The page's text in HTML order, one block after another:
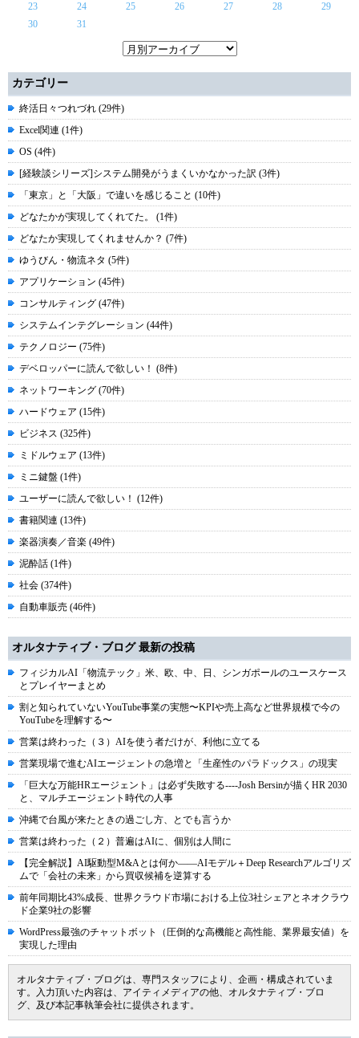
23
24 25 26 27 28
29
30
31
カテゴリー
終活日々つれづれ (29件)
Excel関連 (1件)
OS (4件)
[経験談シリーズ]システム開発がうまくいかなかった訳 (3件)
「東京」と「大阪」で違いを感じること (10件)
どなたかが実現してくれてた。 (1件)
どなたか実現してくれませんか？ (7件)
ゆうびん・物流ネタ (5件)
アプリケーション (45件)
コンサルティング (47件)
システムインテグレーション (44件)
テクノロジー (75件)
デベロッパーに読んで欲しい！ (8件)
ネットワーキング (70件)
ハードウェア (15件)
ビジネス (325件)
ミドルウェア (13件)
ミニ鍵盤 (1件)
ユーザーに読んで欲しい！ (12件)
書籍関連 (13件)
楽器演奏／音楽 (49件)
泥酔話 (1件)
社会 (374件)
自動車販売 (46件)
オルタナティブ・ブログ 最新の投稿
フィジカルAI「物流テック」米、欧、中、日、シンガポールのユースケース
とプレイヤーまとめ
割と知られていないYouTube事業の実態〜KPIや売上高など世界規模で今の
YouTubeを理解する〜
営業は終わった（３）AIを使う者だけが、利他に立てる
営業現場で進むAIエージェントの急増と「生産性のパラドックス」の現実
「巨大な万能HRエージェント」は必ず失敗する----Josh Bersinが描くHR 2030
と、マルチエージェント時代の人事
沖縄で台風が来たときの過ごし方、とでも言うか
営業は終わった（２）普遍はAIに、個別は人間に
【完全解説】AI駆動型M&Aとは何か――AIモデル＋Deep Researchアルゴリズ
ムで「会社の未来」から買収候補を逆算する
前年同期比43%成長、世界クラウド市場における上位3社シェアとネオクラウ
ド企業9社の影響
WordPress最強のチャットボット（圧倒的な高機能と高性能、業界最安値）を
実現した理由
オルタナティブ・ブログは、専門スタッフにより、企画・構成されていま
す。入力頂いた内容は、アイティメディアの他、オルタナティブ・ブロ
グ、及び本記事執筆会社に提供されます。